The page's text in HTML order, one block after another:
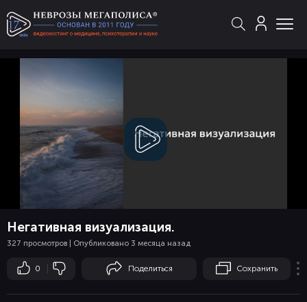
Смотреть
Негативная визуализация.
327 просмотров | Опубликовано 3 месяца назад
0 Поделиться Сохранить